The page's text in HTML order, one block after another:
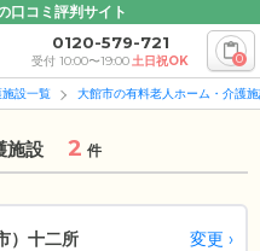
口コミ評判サイト
0120-579-721
受付 10:00〜19:00土日祝OK 0
設一覧 大館市の有料老人ホーム・介護
施設 2 件
十二所 変更